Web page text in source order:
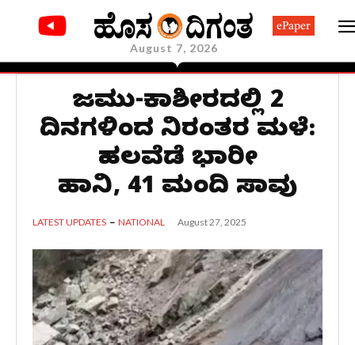
August 7, 2026
ePaper
ಜಮ್ಮು-ಕಾಶ್ಮೀರದಲ್ಲಿ 2
ದಿನಗಳಿಂದ ನಿರಂತರ ಮಳೆ:
ಹಲವೆಡೆ ಭಾರೀ
ಹಾನಿ, 41 ಮಂದಿ ಸಾವು
LATEST UPDATES NATIONAL August 27, 2025